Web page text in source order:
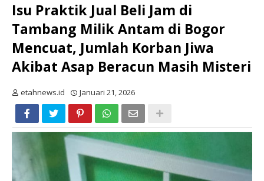
Isu Praktik Jual Beli Jam di
Tambang Milik Antam di Bogor
Mencuat, Jumlah Korban Jiwa
Akibat Asap Beracun Masih Misteri
etahnews.id Januari 21, 2026